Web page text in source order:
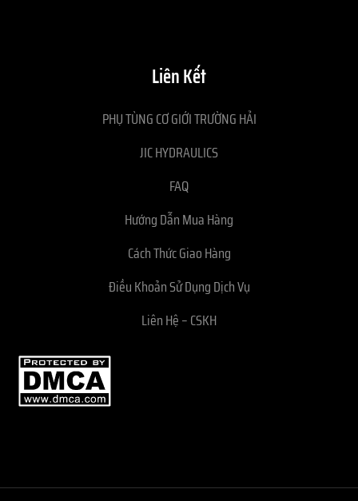
Liên Kết
PHỤ TÙNG CƠ GIỚI TRƯỜNG HẢI
JIC HYDRAULICS
FAQ
Hướng Dẫn Mua Hàng
Cách Thức Giao Hàng
Điều Khoản Sử Dụng Dịch Vụ
Liên Hệ – CSKH